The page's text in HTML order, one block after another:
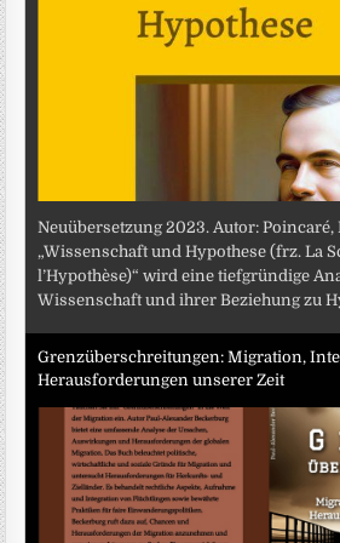
Neuübersetzung 2023. Autor: Poincaré,
„Wissenschaft und Hypothese (frz. La
l’Hypothèse)“ wird eine tiefgründige
Wissenschaft und ihrer Beziehung zu
Grenzüberschreitungen: Migration,
Herausforderungen unserer Zeit